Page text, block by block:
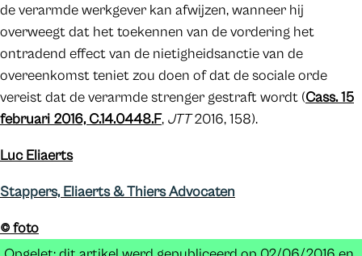
de verarmde werkgever kan afwijzen, wanneer hij
overweegt dat het toekennen van de vordering het
ontradend effect van de nietigheidsanctie van de
overeenkomst teniet zou doen of dat de sociale orde
vereist dat de verarmde strenger gestraft wordt (Cass. 15
februari 2016, C.14.0448.F, JTT2016, 158).
Luc Eliaerts
Stappers, Eliaerts & Thiers Advocaten
© foto